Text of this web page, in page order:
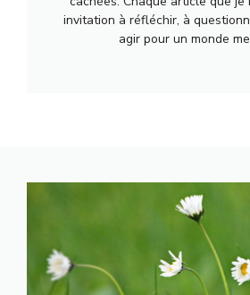
invitation à réfléchir, à
agir pour un monde